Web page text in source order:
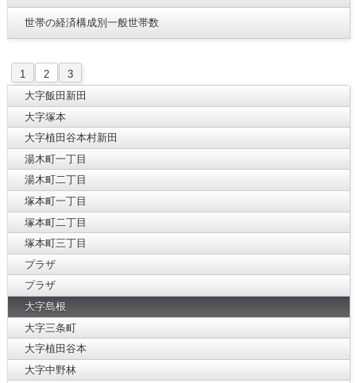
世帯の経済構成別一般世帯数
1 2
3
大字飯田新田
大字塚本
大字植田谷本村新田
湯木町一丁目
湯木町二丁目
塚本町一丁目
塚本町二丁目
塚本町三丁目
プラザ
プラザ
大字島根
大字三条町
大字植田谷本
大字中野林